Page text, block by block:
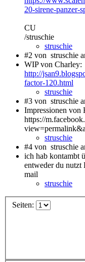
20-sirene-panzer-
CU
/struschie
struschie
#2 von struschie
WIP von Charley:
http://
factor-120.html
struschie
#3 von struschie
Impressionen von
https://
struschie
#4 von struschie
ich hab kontambt
entweder du nutzt
mail
struschie
Seiten: